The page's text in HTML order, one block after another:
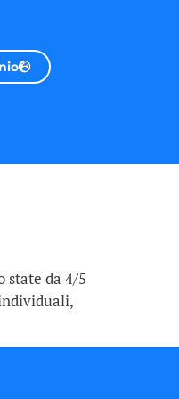
state da 4/5